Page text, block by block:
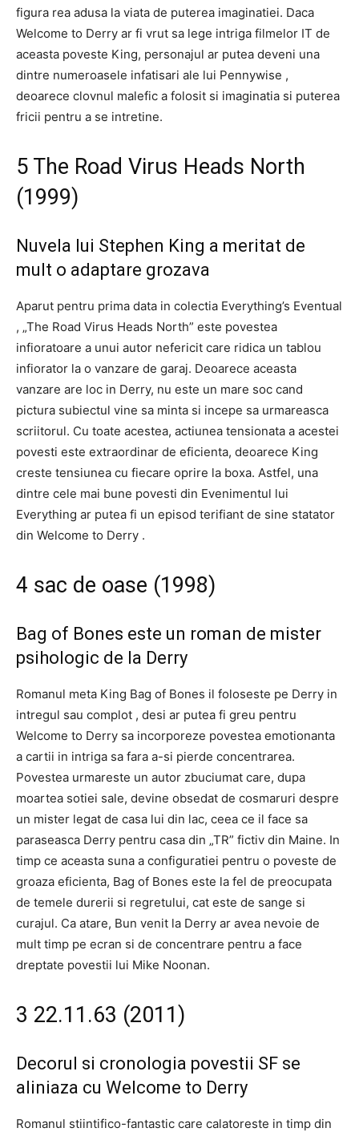
figura rea adusa la viata de puterea imaginatiei. Daca
Welcome to Derry ar fi vrut sa lege intriga filmelor IT de
aceasta poveste King, personajul ar putea deveni una
dintre numeroasele infatisari ale lui Pennywise ,
deoarece clovnul malefic a folosit si imaginatia si puterea
fricii pentru a se intretine.
5 The Road Virus Heads North
(1999)
Nuvela lui Stephen King a meritat de
mult o adaptare grozava
Aparut pentru prima data in colectia Everything’s Eventual
, „The Road Virus Heads North” este povestea
infioratoare a unui autor nefericit care ridica un tablou
infiorator la o vanzare de garaj. Deoarece aceasta
vanzare are loc in Derry, nu este un mare soc cand
pictura subiectul vine sa minta si incepe sa urmareasca
scriitorul. Cu toate acestea, actiunea tensionata a acestei
povesti este extraordinar de eficienta, deoarece King
creste tensiunea cu fiecare oprire la boxa. Astfel, una
dintre cele mai bune povesti din Evenimentul lui
Everything ar putea fi un episod terifiant de sine statator
din Welcome to Derry .
4 sac de oase (1998)
Bag of Bones este un roman de mister
psihologic de la Derry
Romanul meta King Bag of Bones il foloseste pe Derry in
intregul sau complot , desi ar putea fi greu pentru
Welcome to Derry sa incorporeze povestea emotionanta
a cartii in intriga sa fara a-si pierde concentrarea.
Povestea urmareste un autor zbuciumat care, dupa
moartea sotiei sale, devine obsedat de cosmaruri despre
un mister legat de casa lui din lac, ceea ce il face sa
paraseasca Derry pentru casa din „TR” fictiv din Maine. In
timp ce aceasta suna a configuratiei pentru o poveste de
groaza eficienta, Bag of Bones este la fel de preocupata
de temele durerii si regretului, cat este de sange si
curajul. Ca atare, Bun venit la Derry ar avea nevoie de
mult timp pe ecran si de concentrare pentru a face
dreptate povestii lui Mike Noonan.
3 22.11.63 (2011)
Decorul si cronologia povestii SF se
aliniaza cu Welcome to Derry
Romanul stiintifico-fantastic care calatoreste in timp din